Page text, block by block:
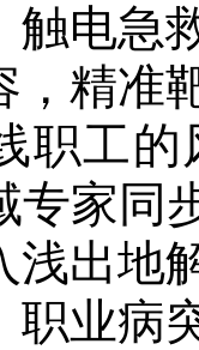
触电急
，精准
职工
专家同
浅出地
职业病